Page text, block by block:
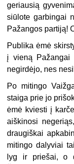
geriausią
siūlote garbingai
Pažangos partiją!
Publika ėmė
į vieną
negirdėjo, nes
Po mitingo
staiga prie jo
ėmė kviesti į
aiškinosi
draugiškai
mitingo dalyviai
lyg ir priešai, o